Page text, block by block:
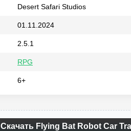
Desert Safari Studios
01.11.2024
2.5.1
RPG
6+
Скачать Flying Bat Robot Car